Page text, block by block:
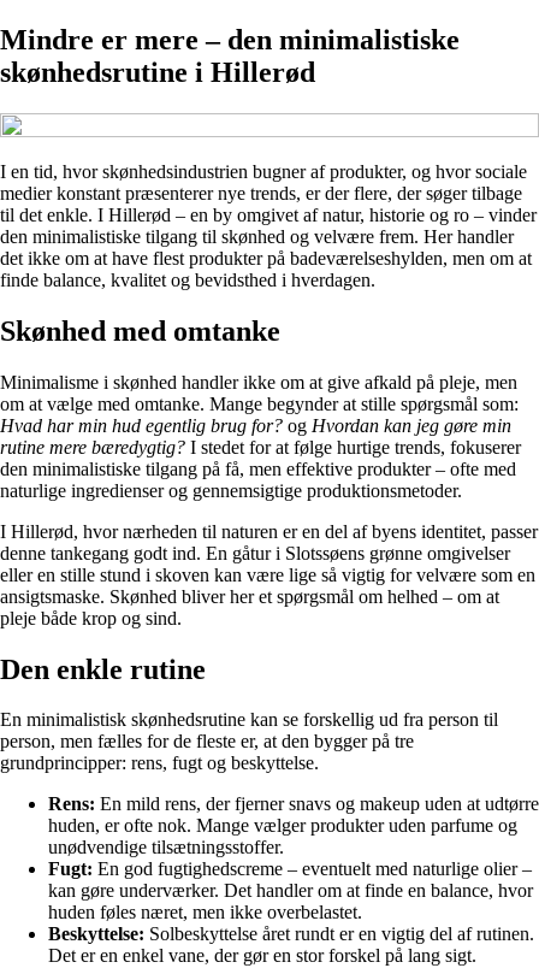
Mindre er mere – den minimalistiske
skønhedsrutine i Hillerød
I en tid, hvor skønhedsindustrien bugner af produkter, og hvor sociale
medier konstant præsenterer nye trends, er der flere, der søger tilbage
til det enkle. I Hillerød – en by omgivet af natur, historie og ro – vinder
den minimalistiske tilgang til skønhed og velvære frem. Her handler
det ikke om at have flest produkter på badeværelseshylden, men om at
finde balance, kvalitet og bevidsthed i hverdagen.
Skønhed med omtanke
Minimalisme i skønhed handler ikke om at give afkald på pleje, men
om at vælge med omtanke. Mange begynder at stille spørgsmål som:
Hvad har min hud egentlig brug for? og Hvordan kan jeg gøre min
rutine mere bæredygtig? I stedet for at følge hurtige trends, fokuserer
den minimalistiske tilgang på få, men effektive produkter – ofte med
naturlige ingredienser og gennemsigtige produktionsmetoder.
I Hillerød, hvor nærheden til naturen er en del af byens identitet, passer
denne tankegang godt ind. En gåtur i Slotssøens grønne omgivelser
eller en stille stund i skoven kan være lige så vigtig for velvære som en
ansigtsmaske. Skønhed bliver her et spørgsmål om helhed – om at
pleje både krop og sind.
Den enkle rutine
En minimalistisk skønhedsrutine kan se forskellig ud fra person til
person, men fælles for de fleste er, at den bygger på tre
grundprincipper: rens, fugt og beskyttelse.
Rens: En mild rens, der fjerner snavs og makeup uden at udtørre
huden, er ofte nok. Mange vælger produkter uden parfume og
unødvendige tilsætningsstoffer.
Fugt: En god fugtighedscreme – eventuelt med naturlige olier –
kan gøre underværker. Det handler om at finde en balance, hvor
huden føles næret, men ikke overbelastet.
Beskyttelse: Solbeskyttelse året rundt er en vigtig del af rutinen.
Det er en enkel vane, der gør en stor forskel på lang sigt.